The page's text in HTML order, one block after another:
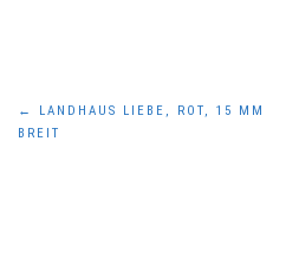
←
LANDHAUS LIEBE, ROT, 15 MM
BREIT